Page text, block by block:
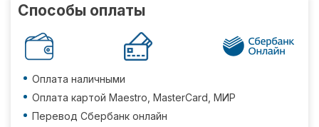
Способы оплаты
Оплата наличными
Оплата картой Maestro, MasterCard, МИР
Перевод Сбербанк онлайн